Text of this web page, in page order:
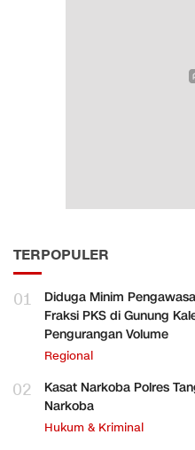
TERPOPULER
01
Diduga Minim
Fraksi PKS di Gunung
Pengurangan Volume
Regional
02
Kasat Narkoba Polres
Narkoba
Hukum & Kriminal